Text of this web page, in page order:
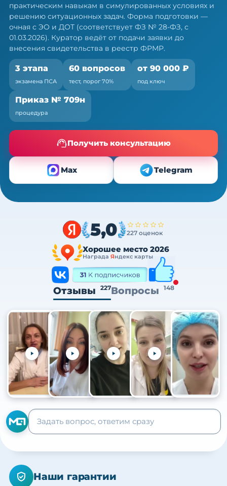
практическим навыкам в симулированных условиях и
решению ситуационных задач. Форма подготовки —
очная с ЭО и ДОТ (соответствует ФЗ № 28-ФЗ, с
01.03.2026). Куратор ведёт от подачи заявки до
внесения свидетельства в реестр ФРМР.
3 этапа
экзамена ПСА
60 вопросов
тест, порог 70%
от 90 000 ₽
под ключ
Приказ № 709н
процедура
Получить консультацию
Max Telegram
5,0 227 оценок
Хорошее место 2026
Награда Яндекс карты
Отзывы 227Вопросы 148
+105
Наши гарантии